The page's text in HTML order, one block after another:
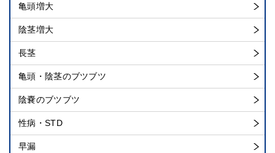
亀頭増大
陰茎増大
長茎
亀頭・陰茎のブツブツ
陰嚢のブツブツ
性病・STD
早漏